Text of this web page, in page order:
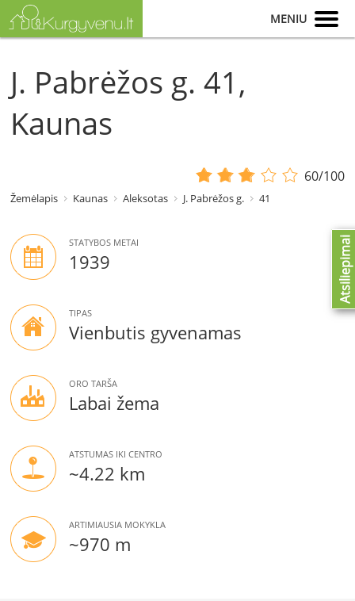
MENIU
J. Pabrėžos g. 41,
Kaunas
60/100
Žemėlapis Kaunas Aleksotas J. Pabrėžos g. 41
STATYBOS METAI
1939
TIPAS
Vienbutis gyvenamas
ORO TARŠA
Labai žema
ATSTUMAS IKI CENTRO
~4.22 km
ARTIMIAUSIA MOKYKLA
~970 m
Atsiliepimai